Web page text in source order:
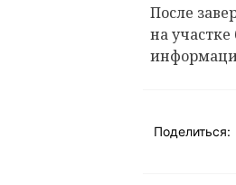
После
на
Поделиться: